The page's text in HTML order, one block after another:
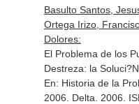
Basulto Santos,
Ortega Irizo,
Dolores:
El Problema de los
Destreza: la
En: Historia de la
2006. Delta. 2006.